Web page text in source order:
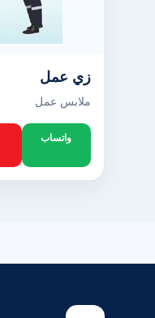
زي عمل
ملابس عمل
واتساب